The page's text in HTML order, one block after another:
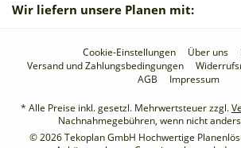
Wir liefern unsere Planen mit:
Cookie-Einstellungen Über uns
Versand und Zahlungsbedingungen
AGB
Impressum
* Alle Preise inkl. gesetzl. Mehrwertsteuer zzgl.
Nachnahmegebühren, wenn nicht
© 2026 Tekoplan GmbH Hochwertige